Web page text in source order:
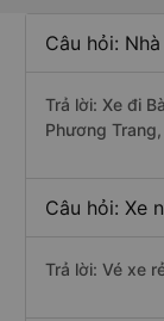
Câu hỏi:
Trả lời: Xe đi
Phương
Câu hỏi: Xe
Trả lời: Vé xe